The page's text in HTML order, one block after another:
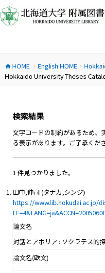
ン
テ
ス
キ
home HOME chevron_right English HOMEchevron_right
Hokkaido University Theses
検索結果
文字コードの制約があるため、
る表示があります。ご了承くださ
1 件見つかりました。
田中,伸司 (タナカ,シンジ)
https://www.lib.hokudai.ac.jp/
論文名
対話とアポリア : ソクラテス的
論文名(欧文)